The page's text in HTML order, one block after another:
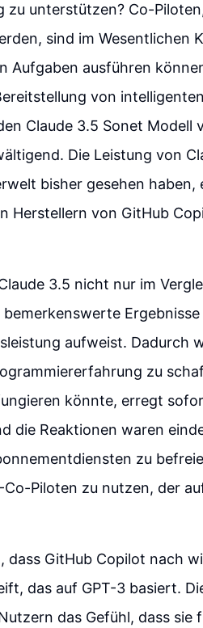
zu unterstützen? Co-
sind im Wesentlichen
Aufgaben ausführen
von
Claude 3.5 Sonet Modell
Die Leistung von
bisher gesehen haben,
Herstellern von GitHub
3.5 nicht nur im
aufweist. Dadurch
zu
könnte, erregt
die Reaktionen waren
zu
Piloten zu nutzen, der
dass GitHub Copilot nach
das auf GPT-3 basiert.
das Gefühl, dass sie